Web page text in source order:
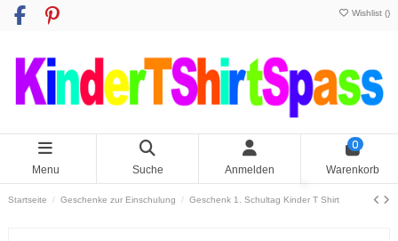
Wishlist ()
Menu Suche Anmelden
0
Warenkorb
Startseite Geschenke zur Einschulung Geschenk 1. Schultag Kinder T Shirt